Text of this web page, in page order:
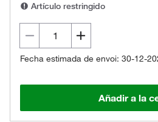
Artículo restringido
Fecha estimada de envoi: 30-12-
Añadir a la